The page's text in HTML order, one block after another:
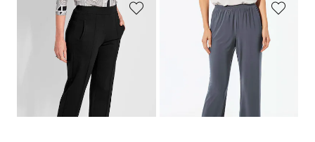
GOLDNER
Jersey broek
van kreukarme viscose
119,95 €
Laagste prijs van de afgelopen 30
dagen**: 109,95 €
Comfortabele slinky broek VERA
99,95 €
Laagste prijs van de afgelopen 30
dagen**: 89,95 € (-33%)